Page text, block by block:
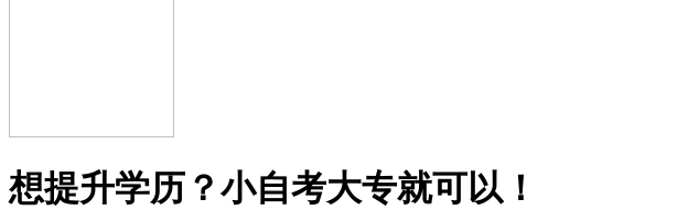
想提升学历？小自考大专就可以！